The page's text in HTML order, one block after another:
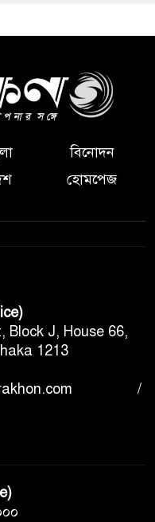
বিনোদন
হোমপেজ
Block J, House 66,
1213
/